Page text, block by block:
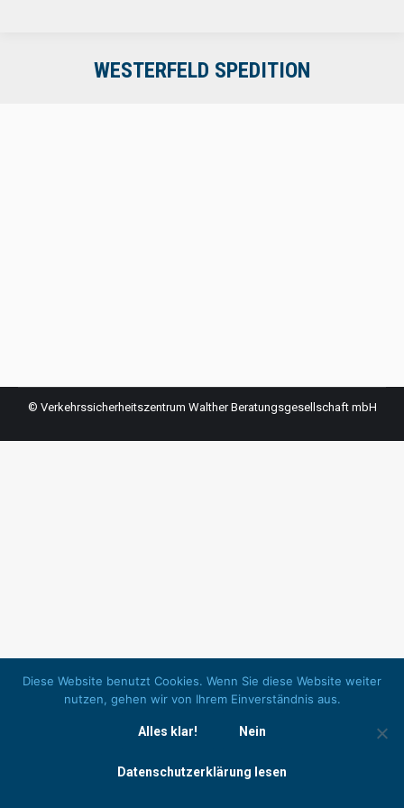
WESTERFELD SPEDITION
© Verkehrssicherheitszentrum Walther Beratungsgesellschaft mbH
Diese Website benutzt Cookies. Wenn Sie diese Website weiter
nutzen, gehen wir von Ihrem Einverständnis aus.
Alles klar! Nein
Datenschutzerklärung lesen